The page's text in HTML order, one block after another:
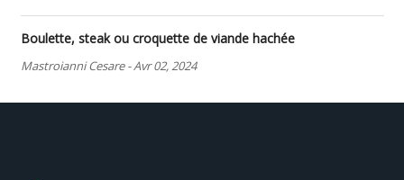
Boulette, steak ou croquette de viande hachée
Mastroianni Cesare-Avr 02, 2024